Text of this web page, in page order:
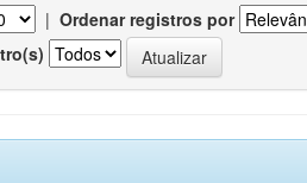
| Ordenar registros por